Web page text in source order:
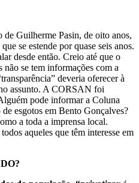
Guilherme Pasin, de oito anos,
se estende por quase seis anos.
desde então. Creio até que o
não se tem informações com a
deveria oferecer à
assunto. A CORSAN foi
pode informar a Coluna
esgotos em Bento Gonçalves?
a toda a imprensa local.
aqueles que têm interesse em